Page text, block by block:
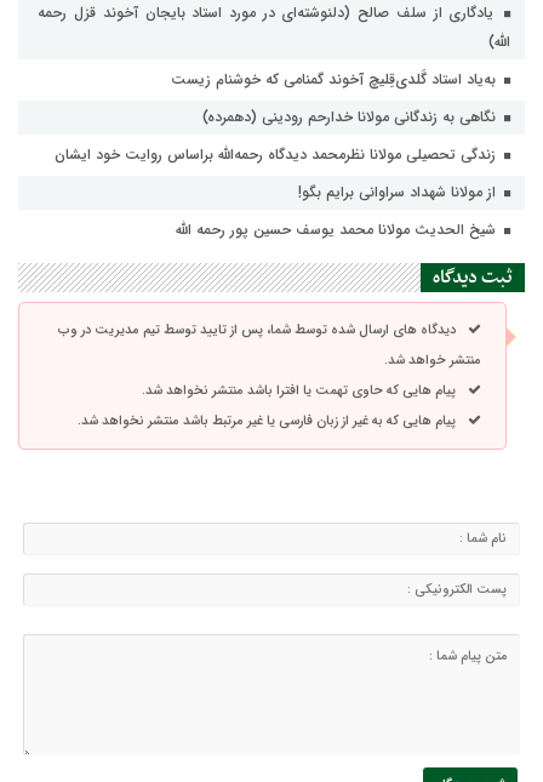
یادگاری از سلف صالح (دلنوشته‌ای در مورد استاد بایجان آخوند قزل رحمه
الله)
به‌یاد استاد گَلدی‌قِلیچ آخوند گمنامی که خوشنام زیست
نگاهی به زندگانی مولانا خدارحم رودینی (دهمرده)
زندگی تحصیلی مولانا نظرمحمد دیدگاه رحمه‌الله براساس روایت خود ایشان
از مولانا شهداد سراوانی برایم بگو!
شیخ الحدیث مولانا محمد یوسف حسین پور رحمه الله
ثبت دیدگاه
دیدگاه های ارسال شده توسط شما، پس از تایید توسط تیم مدیریت در وب
منتشر خواهد شد.
پیام هایی که حاوی تهمت یا افترا باشد منتشر نخواهد شد.
پیام هایی که به غیر از زبان فارسی یا غیر مرتبط باشد منتشر نخواهد شد.